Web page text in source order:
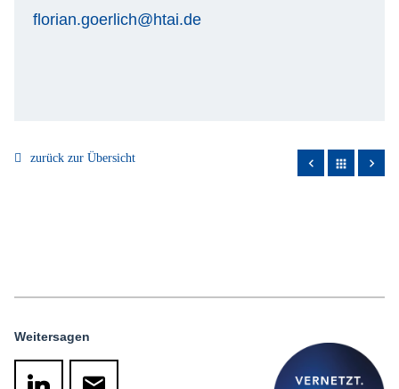
florian.goerlich@htai.de
zurück zur Übersicht apps
Weitersagen